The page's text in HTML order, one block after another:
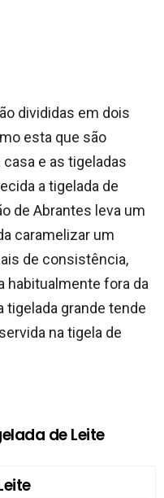
divididas em dois
esta que são
e as tigeladas
a tigelada de
de Abrantes leva um
caramelizar um
de consistência,
habitualmente fora da
tigelada grande tende
na tigela de
de Leite